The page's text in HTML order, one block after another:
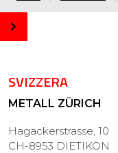
SVIZZERA
METALL ZÜRICH
Hagackerstrasse, 10
CH-8953 DIETIKON